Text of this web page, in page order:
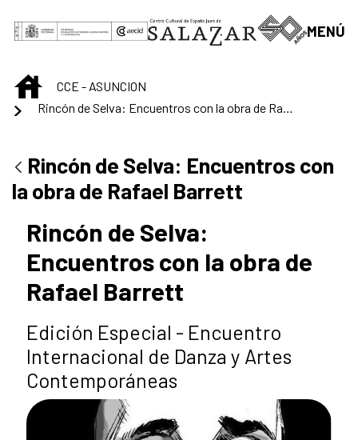
Saltar al contenido principal
MENÚ
INICIOCCE - ASUNCION
Rincón de Selva: Encuentros con
la obra de Rafael Barrett
Rincón de Selva:
Encuentros con la obra de
Rafael Barrett
Edición Especial - Encuentro
Internacional de Danza y Artes
Contemporáneas